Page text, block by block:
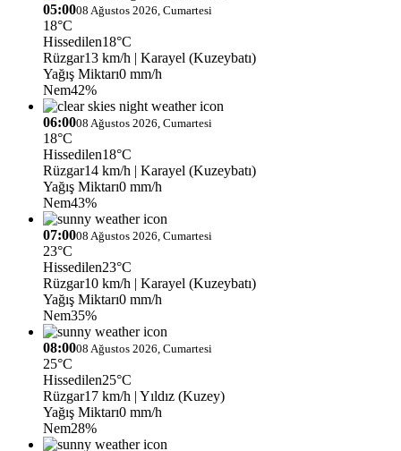
05:0008 Ağustos 2026, Cumartesi
18°C
Hissedilen18°C
Rüzgar13 km/h | Karayel (Kuzeybatı)
Yağış Miktarı0 mm/h
Nem42%
06:0008 Ağustos 2026, Cumartesi
18°C
Hissedilen18°C
Rüzgar14 km/h | Karayel (Kuzeybatı)
Yağış Miktarı0 mm/h
Nem43%
07:0008 Ağustos 2026, Cumartesi
23°C
Hissedilen23°C
Rüzgar10 km/h | Karayel (Kuzeybatı)
Yağış Miktarı0 mm/h
Nem35%
08:0008 Ağustos 2026, Cumartesi
25°C
Hissedilen25°C
Rüzgar17 km/h | Yıldız (Kuzey)
Yağış Miktarı0 mm/h
Nem28%